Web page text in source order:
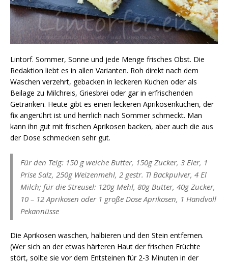
Lintorf. Sommer, Sonne und jede Menge frisches Obst. Die
Redaktion liebt es in allen Varianten. Roh direkt nach dem
Waschen verzehrt, gebacken in leckeren Kuchen oder als
Beilage zu Milchreis, Griesbrei oder gar in erfrischenden
Getränken. Heute gibt es einen leckeren Aprikosenkuchen, der
fix angerührt ist und herrlich nach Sommer schmeckt. Man
kann ihn gut mit frischen Aprikosen backen, aber auch die aus
der Dose schmecken sehr gut.
Für den Teig: 150 g weiche Butter, 150g Zucker, 3 Eier, 1
Prise Salz, 250g Weizenmehl, 2 gestr. Tl Backpulver, 4 El
Milch; für die Streusel: 120g Mehl, 80g Butter, 40g Zucker,
10 – 12 Aprikosen oder 1 große Dose Aprikosen, 1 Handvoll
Pekannüsse
Die Aprikosen waschen, halbieren und den Stein entfernen.
(Wer sich an der etwas härteren Haut der frischen Früchte
stört, sollte sie vor dem Entsteinen für 2-3 Minuten in der